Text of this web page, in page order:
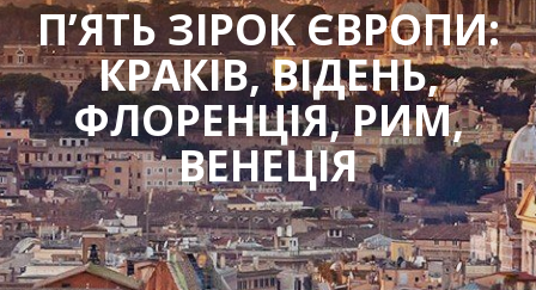
П’ЯТЬ ЗІРОК ЄВРОПИ:
КРАКІВ, ВІДЕНЬ,
ФЛОРЕНЦІЯ, РИМ,
ВЕНЕЦІЯ